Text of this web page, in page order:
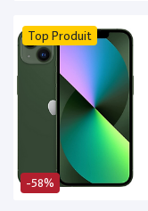
-58%
Top Produit